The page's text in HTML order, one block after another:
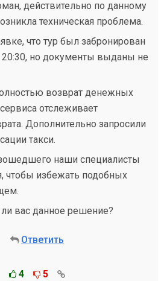
действительно по данному
техническая проблема.
что тур был забронирован
20:30, но документы выданы не
возврат денежных
отслеживает
Дополнительно запросили
такси.
наши специалисты
чтобы избежать подобных
вас данное решение?
Ответить
4 5